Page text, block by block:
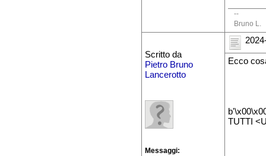
--
Bruno L.
Scritto da
Pietro Bruno
Lancerotto
Messaggi
Ecco
TUTTI